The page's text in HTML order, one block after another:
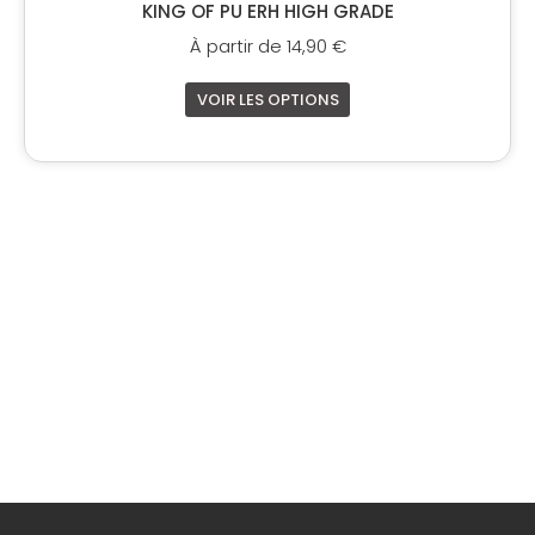
KING OF PU ERH HIGH GRADE
À partir de 14,90 €
VOIR LES OPTIONS